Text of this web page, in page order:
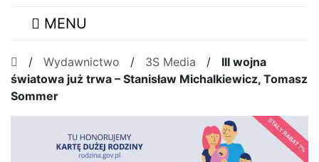
MENU
/ Wydawnictwo / 3S Media / III wojna
światowa już trwa – Stanisław Michalkiewicz, Tomasz
Sommer